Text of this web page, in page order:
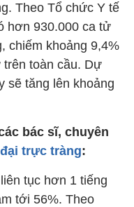
Theo Tổ chức Y tế
hơn 930.000 ca tử
chiếm khoảng 9,4%
toàn cầu. Dự
sẽ tăng lên khoảng
bác sĩ, chuyên
trực tràng:
tục hơn 1 tiếng
tới 56%. Theo